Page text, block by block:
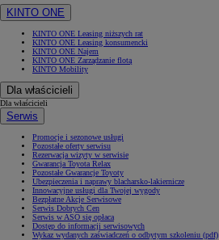
KINTO ONE
KINTO ONE Leasing niższych rat
KINTO ONE Leasing konsumencki
KINTO ONE Najem
KINTO ONE Zarządzanie flotą
KINTO Mobility
Dla właścicieli
Dla właścicieli
Serwis
Promocje i sezonowe usługi
Pozostałe oferty serwisu
Rezerwacja wizyty w serwisie
Gwarancja Toyota Relax
Pozostałe Gwarancje Toyoty
Ubezpieczenia i naprawy blacharsko-lakiernicze
Innowacyjne usługi dla Twojej wygody
Bezpłatne Akcje Serwisowe
Serwis Dobrych Cen
Serwis w ASO się opłaca
Dostęp do informacji serwisowych
Wykaz wydanych zaświadczeń o odbytym szkoleniu (pdf)